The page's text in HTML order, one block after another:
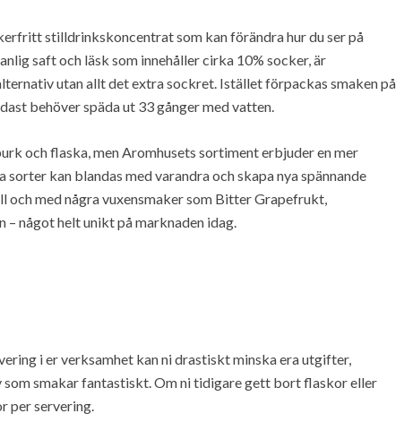
stilldrinkskoncentrat som kan förändra hur du ser på
saft och läsk som innehåller cirka 10% socker, är
utan allt det extra sockret. Istället förpackas smaken på
behöver späda ut 33 gånger med vatten.
och flaska, men Aromhusets sortiment erbjuder en mer
kan blandas med varandra och skapa nya spännande
och med några vuxensmaker som Bitter Grapefrukt,
något helt unikt på marknaden idag.
i er verksamhet kan ni drastiskt minska era utgifter,
smakar fantastiskt. Om ni tidigare gett bort flaskor eller
per servering.